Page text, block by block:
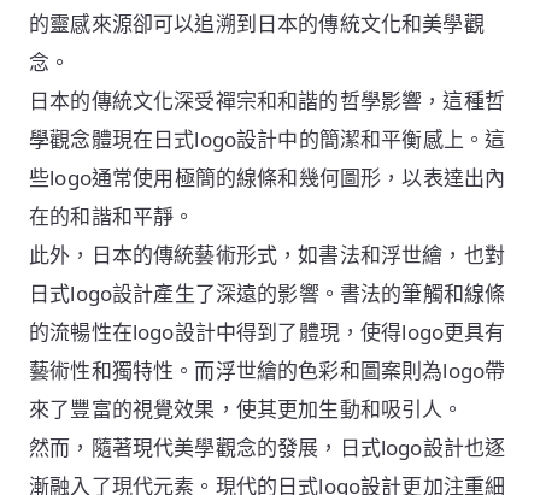
的靈感來源卻可以追溯到日本的傳統文化和美學觀
念。
日本的傳統文化深受禪宗和和諧的哲學影響，這種哲
學觀念體現在日式logo設計中的簡潔和平衡感上。這
些logo通常使用極簡的線條和幾何圖形，以表達出內
在的和諧和平靜。
此外，日本的傳統藝術形式，如書法和浮世繪，也對
日式logo設計產生了深遠的影響。書法的筆觸和線條
的流暢性在logo設計中得到了體現，使得logo更具有
藝術性和獨特性。而浮世繪的色彩和圖案則為logo帶
來了豐富的視覺效果，使其更加生動和吸引人。
然而，隨著現代美學觀念的發展，日式logo設計也逐
漸融入了現代元素。現代的日式logo設計更加注重細